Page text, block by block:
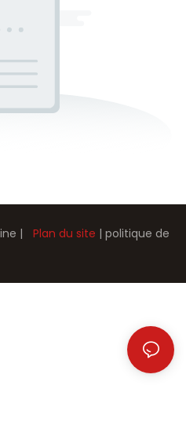
| Plan du site | politique de